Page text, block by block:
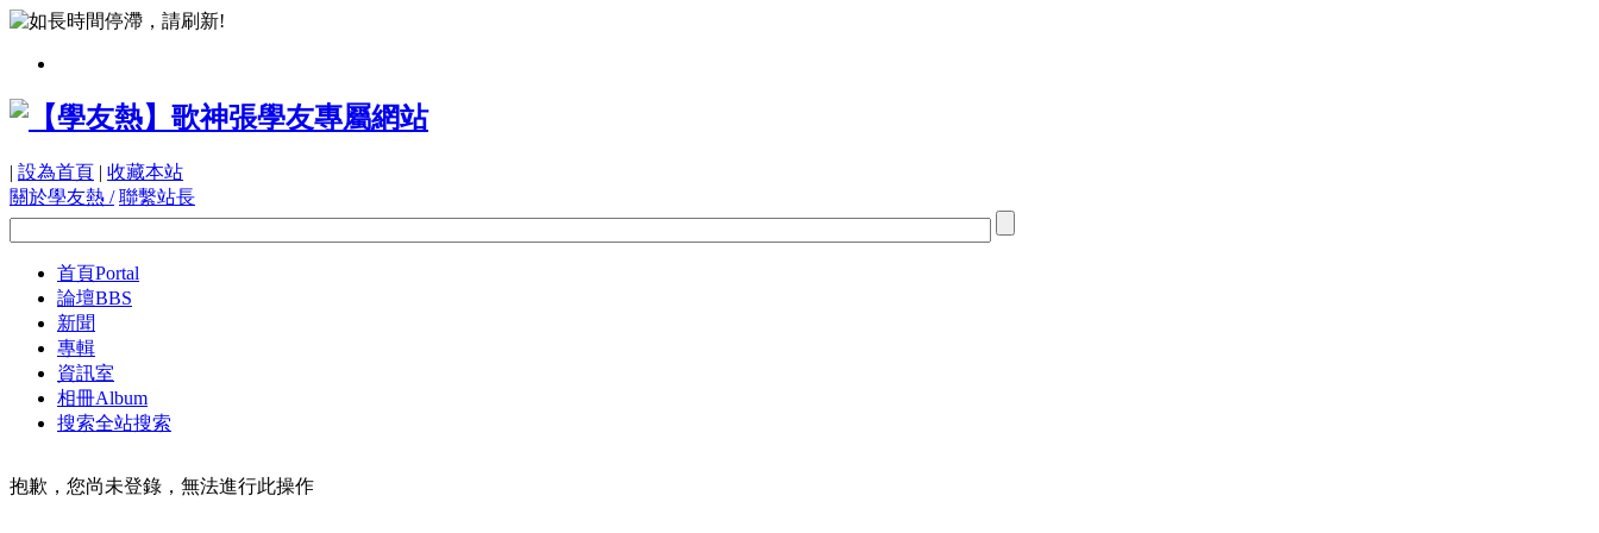
| 設為首頁 | 收藏本站
關於學友熱 / 聯繫站長
首頁Portal
論壇BBS
新聞
專輯
資訊室
相冊Album
搜索全站搜索
抱歉，您尚未登錄，無法進行此操作